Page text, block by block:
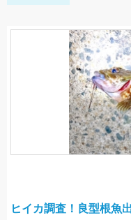
ヒイカ調査！良型根魚